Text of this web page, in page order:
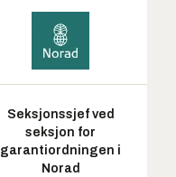
Seksjonssjef ved
seksjon for
garantiordningen i
Norad